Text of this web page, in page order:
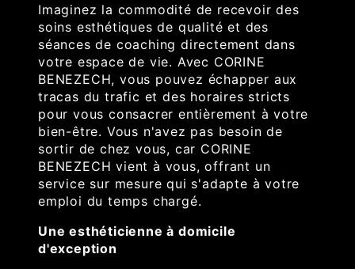
Imaginez la commodité de recevoir des
soins esthétiques de qualité et des
séances de coaching directement dans
votre espace de vie. Avec CORINE
BENEZECH, vous pouvez échapper aux
tracas du trafic et des horaires stricts
pour vous consacrer entièrement à votre
bien-être. Vous n'avez pas besoin de
sortir de chez vous, car CORINE
BENEZECH vient à vous, offrant un
service sur mesure qui s'adapte à votre
emploi du temps chargé.
Une esthéticienne à domicile
d'exception